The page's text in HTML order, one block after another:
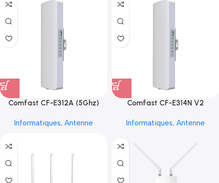
Comfast CF-E312A (5Ghz)
Informatiques, Antenne
Comfast CF-E314N V2
Informatiques, Antenne